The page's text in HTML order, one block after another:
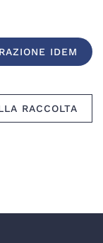
IDEM
RACCOLTA